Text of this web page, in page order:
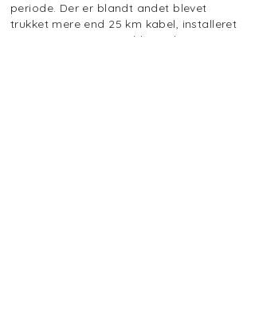
periode. Der er blandt andet blevet
trukket mere end 25 km kabel, installeret
over 400 Meyer Sound-højttalere samt